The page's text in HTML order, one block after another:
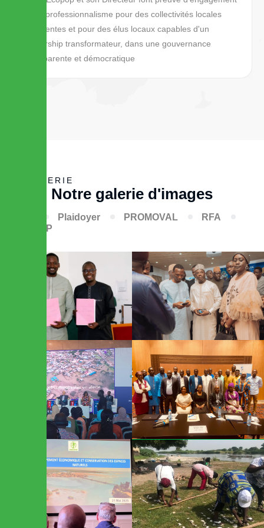
et de professionnalisme pour des collectivités locales
excellentes et pour des élus locaux capables d'un
leadership transformateur, dans une gouvernance
transparente et démocratique
GALERIE
Notre galerie d'images
Plaidoyer PROMOVAL
RFA
ECOPOP